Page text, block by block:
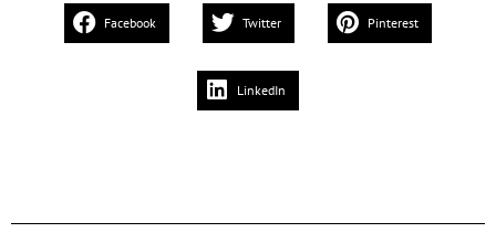
Facebook Twitter Pinterest
LinkedIn